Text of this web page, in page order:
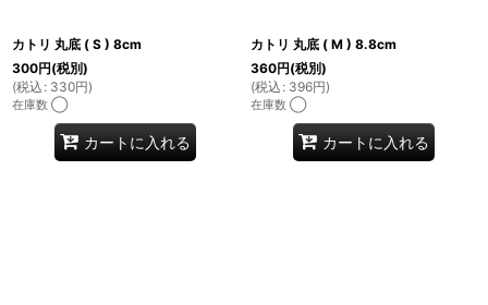
カトリ 丸底 ( S ) 8cm
300円(税別)
(税込 : 330円)
在庫数 ◯
カートに入れる
カトリ 丸底 ( M ) 8.8cm
360円(税別)
(税込 : 396円)
在庫数 ◯
カートに入れる